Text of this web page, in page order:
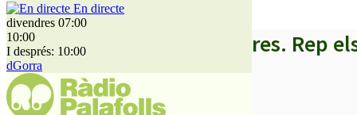
En directe
divendres 07:00
10:00
I després: 10:00
dGorra
A partir d’ara no et perdis res. Rep